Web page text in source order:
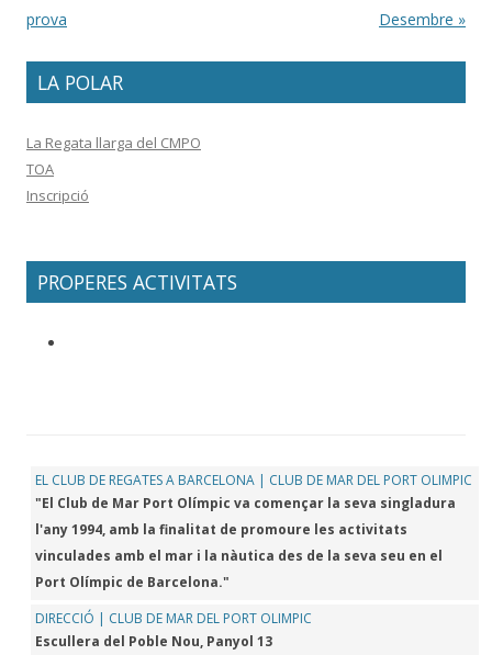
prova
Desembre »
LA POLAR
La Regata llarga del CMPO
TOA
Inscripció
PROPERES ACTIVITATS
EL CLUB DE REGATES A BARCELONA | CLUB DE MAR DEL PORT OLIMPIC
"El Club de Mar Port Olímpic va començar la seva singladura
l'any 1994, amb la finalitat de promoure les activitats
vinculades amb el mar i la nàutica des de la seva seu en el
Port Olímpic de Barcelona."
DIRECCIÓ | CLUB DE MAR DEL PORT OLIMPIC
Escullera del Poble Nou, Panyol 13